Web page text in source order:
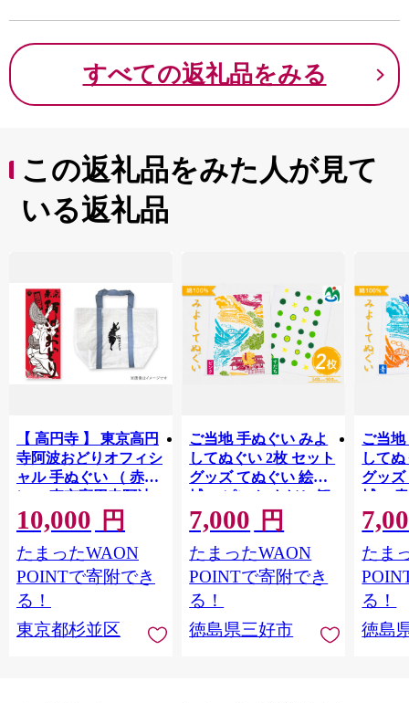
すべての返礼品をみる
この返礼品をみた人が見て
いる返礼品
【 高円寺 】 東京高円
寺阿波おどりオフィシ
ャル 手ぬぐい （ 赤
）・ 東京高円寺阿波
おどりオフィシャル
ショッパーバッグ セ
ット 【2026年版】 描
き下ろし 書き下ろし
限定デザイン アート
ワーク オリジナルグ
ッズ
10,000 円
たまったWAON
POINTで寄附でき
る！
東京都杉並区
ご当地 手ぬぐい みよ
してぬぐい 2枚 セット
グッズ てぬぐい 絵手
拭い ピンク すだち 観
光 景色 かずら橋 落合
集落 古民家 大歩危峡
百年蔵 阿波池田たば
こ資料館 阿波池田本
町通り いけだ阿波お
どり お土産 日用品 フ
ァッション おしゃれ
7,000 円
たまったWAON
POINTで寄附でき
る！
徳島県三好市
ご当
して
グッ
拭い
色 か
古民家
蔵 阿
料館
り い
お土産
ション
たま
る！
徳島